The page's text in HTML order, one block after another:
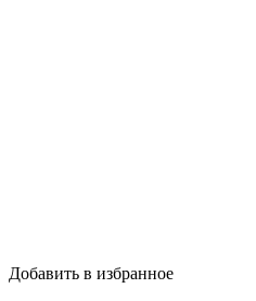
Добавить в избранное